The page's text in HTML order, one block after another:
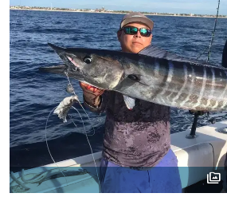
perm_media